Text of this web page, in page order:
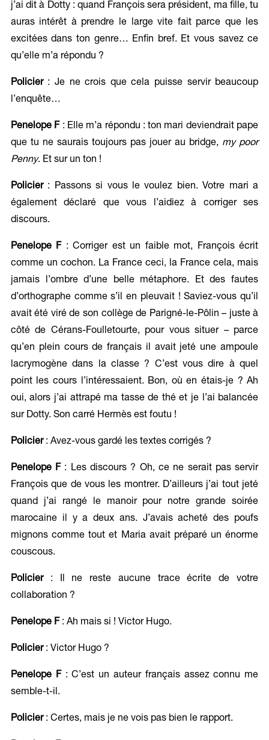
j’ai dit à Dotty : quand François sera président, ma fille, tu
auras intérêt à prendre le large vite fait parce que les
excitées dans ton genre… Enfin bref. Et vous savez ce
qu’elle m’a répondu ?
Policier: Je ne crois que cela puisse servir beaucoup
l’enquête…
Penelope F : Elle m’a répondu : ton mari deviendrait pape
que tu ne saurais toujours pas jouer au bridge, my poor
Penny. Et sur un ton !
Policier: Passons si vous le voulez bien. Votre mari a
également déclaré que vous l’aidiez à corriger ses
discours.
Penelope F : Corriger est un faible mot, François écrit
comme un cochon. La France ceci, la France cela, mais
jamais l’ombre d’une belle métaphore. Et des fautes
d’orthographe comme s’il en pleuvait ! Saviez-vous qu’il
avait été viré de son collège de Parigné-le-Pôlin – juste à
côté de Cérans-Foulletourte, pour vous situer – parce
qu’en plein cours de français il avait jeté une ampoule
lacrymogène dans la classe ? C’est vous dire à quel
point les cours l’intéressaient. Bon, où en étais-je ? Ah
oui, alors j’ai attrapé ma tasse de thé et je l’ai balancée
sur Dotty. Son carré Hermès est foutu !
Policier: Avez-vous gardé les textes corrigés ?
Penelope F : Les discours ? Oh, ce ne serait pas servir
François que de vous les montrer. D’ailleurs j’ai tout jeté
quand j’ai rangé le manoir pour notre grande soirée
marocaine il y a deux ans. J’avais acheté des poufs
mignons comme tout et Maria avait préparé un énorme
couscous.
Policier: Il ne reste aucune trace écrite de votre
collaboration ?
Penelope F: Ah mais si ! Victor Hugo.
Policier: Victor Hugo ?
Penelope F: C’est un auteur français assez connu me
semble-t-il.
Policier: Certes, mais je ne vois pas bien le rapport.